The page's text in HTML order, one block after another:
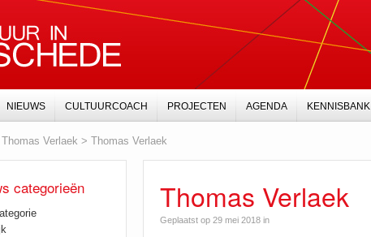
Thomas Verlaek > Thomas Verlaek
Thomas Verlaek
Geplaatst op 29 mei 2018 in
categorieën
NIEUWS CULTUURCOACH PROJECTEN AGENDA KENNISBANK